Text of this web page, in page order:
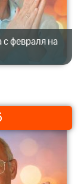
с февраля на